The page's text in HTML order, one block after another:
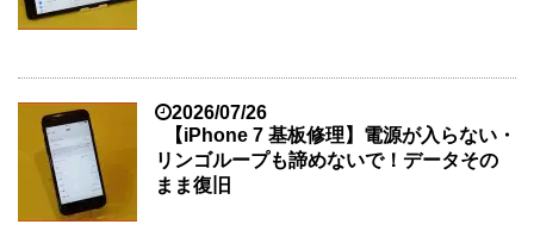
2026/07/26
【iPhone 7 基板修理】電源が入らない・
リンゴループも諦めないで！データその
まま復旧